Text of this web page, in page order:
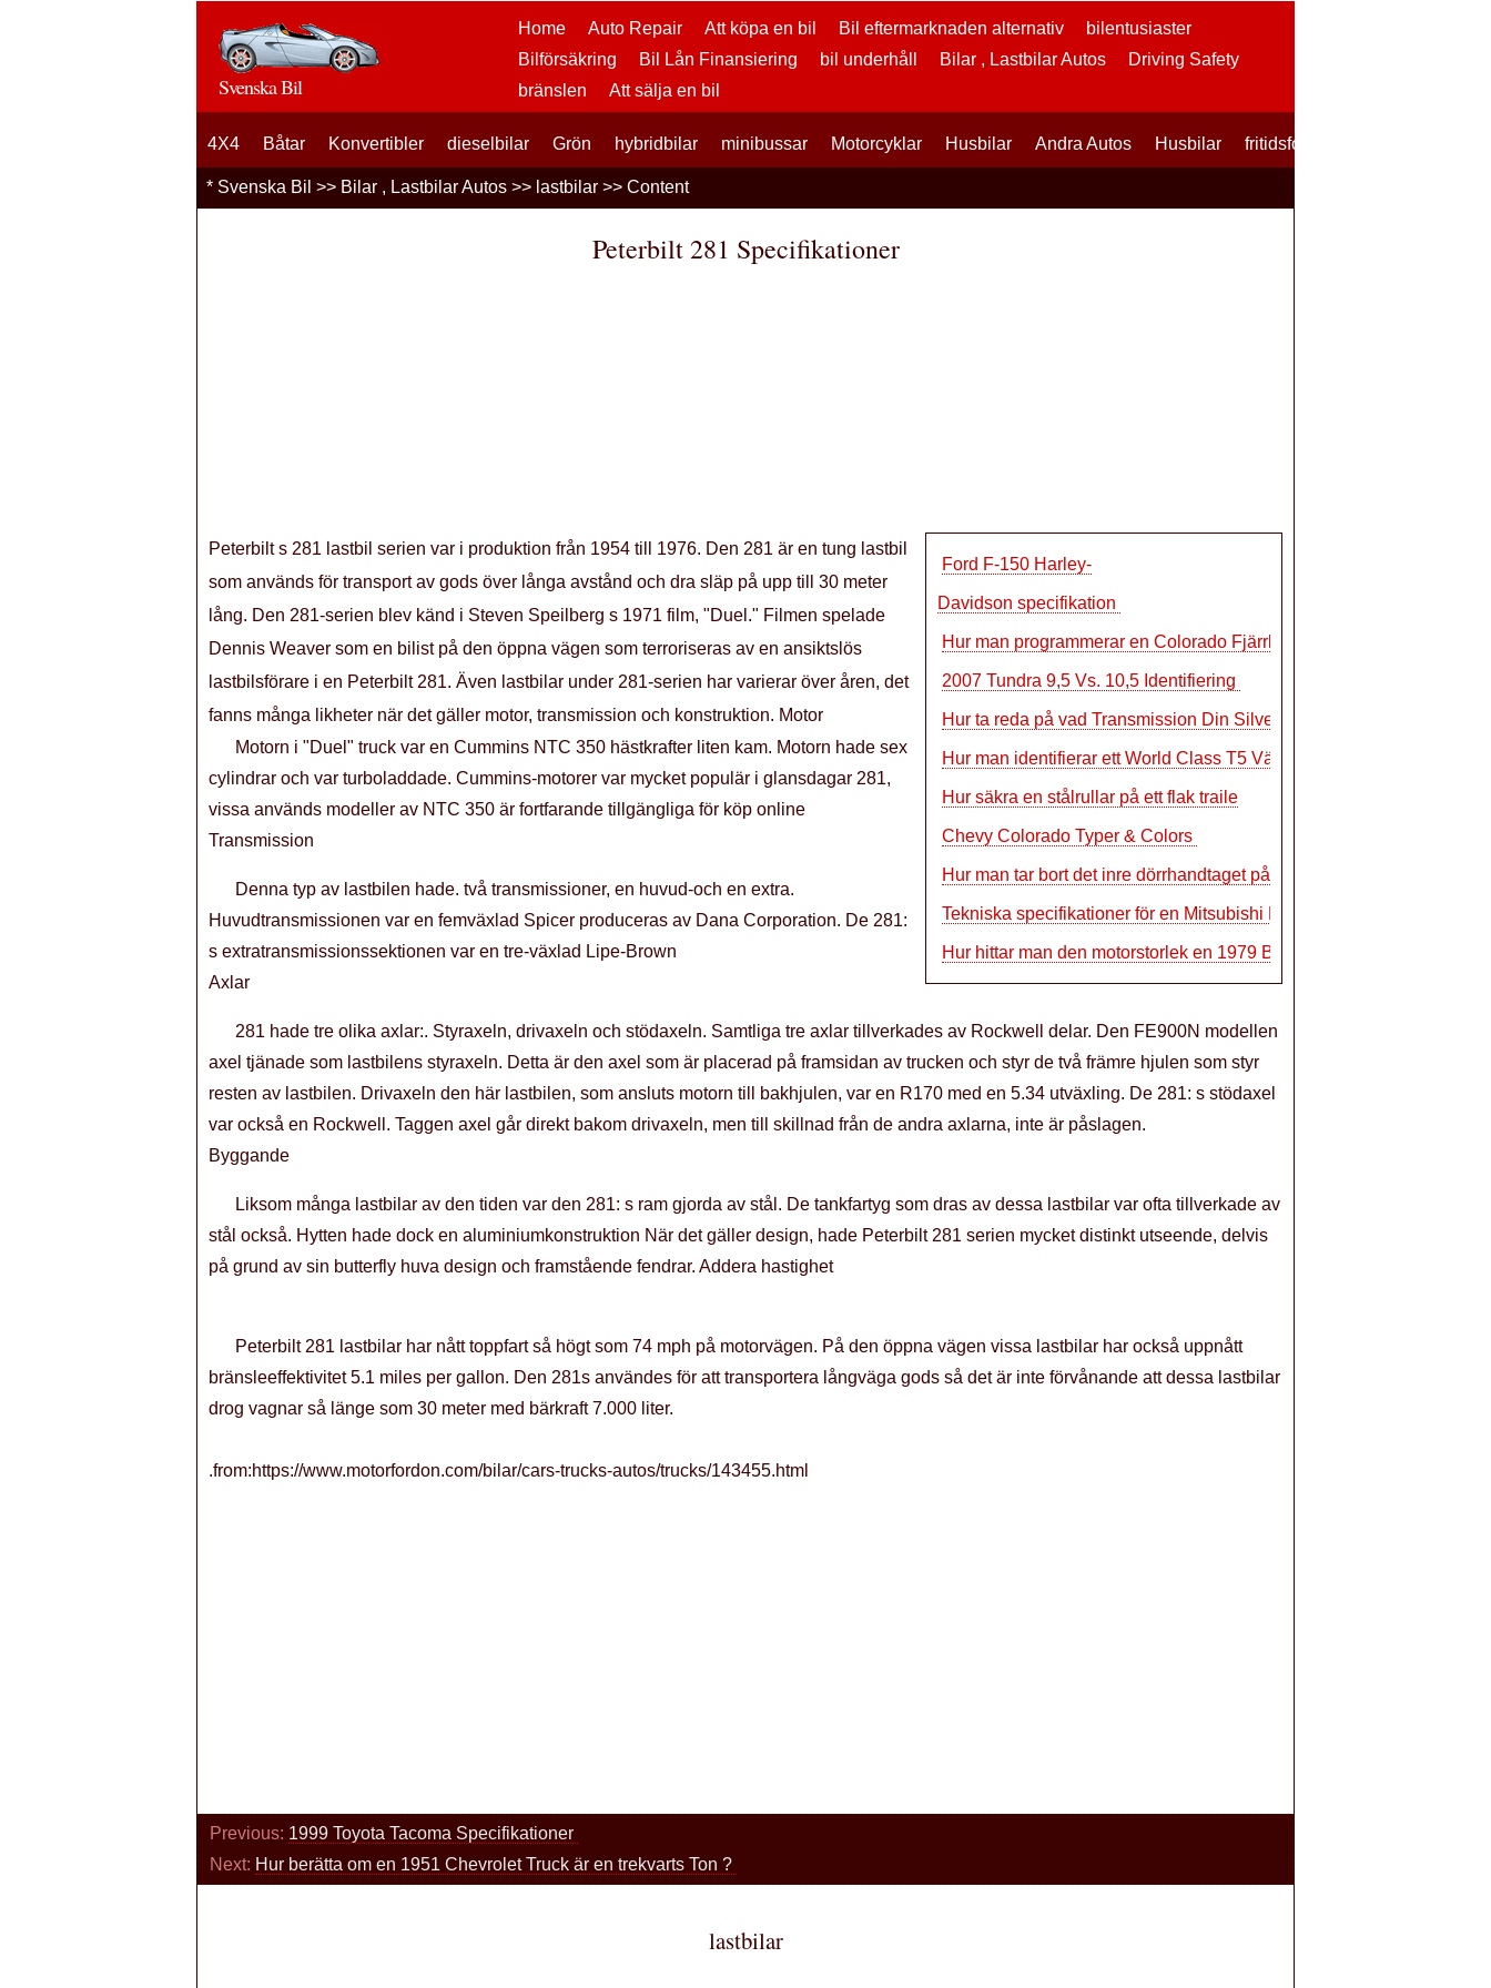
Home Auto Repair Att köpa en bil Bil eftermarknaden alternativ
bilentusiaster
Bilförsäkring
Bil Lån Finansiering bil underhåll Bilar , Lastbilar Autos
Driving Safety
bränslen
Att sälja en bil
Svenska Bil
4X4 Båtar Konvertibler dieselbilar Grön hybridbilar minibussar Motorcyklar Husbilar Andra Autos Husbilar fritidsfordon
* Svenska Bil >> Bilar , Lastbilar Autos >> lastbilar >> Content
Peterbilt 281 Specifikationer
Ford F-150 Harley-
Davidson specifikation
Hur man programmerar en Colorado Fjärrkontro
2007 Tundra 9,5 Vs. 10,5 Identifiering
Hur ta reda på vad Transmission Din Silverad
Hur man identifierar ett World Class T5 Växe
Hur säkra en stålrullar på ett flak traile
Chevy Colorado Typer & Colors
Hur man tar bort det inre dörrhandtaget på
Tekniska specifikationer för en Mitsubishi L
Hur hittar man den motorstorlek en 1979 Bronc
Peterbilt s 281 lastbil serien var i produktion från 1954 till 1976. Den 281 är en tung lastbil
som används för transport av gods över långa avstånd och dra släp på upp till 30 meter
lång. Den 281-serien blev känd i Steven Speilberg s 1971 film, "Duel." Filmen spelade
Dennis Weaver som en bilist på den öppna vägen som terroriseras av en ansiktslös
lastbilsförare i en Peterbilt 281. Även lastbilar under 281-serien har varierar över åren, det
fanns många likheter när det gäller motor, transmission och konstruktion. Motor
Motorn i "Duel" truck var en Cummins NTC 350 hästkrafter liten kam. Motorn hade sex
cylindrar och var turboladdade. Cummins-motorer var mycket populär i glansdagar 281,
vissa används modeller av NTC 350 är fortfarande tillgängliga för köp online
Transmission
Denna typ av lastbilen hade. två transmissioner, en huvud-och en extra.
Huvudtransmissionen var en femväxlad Spicer produceras av Dana Corporation. De 281:
s extratransmissionssektionen var en tre-växlad Lipe-Brown
Axlar
281 hade tre olika axlar:. Styraxeln, drivaxeln och stödaxeln. Samtliga tre axlar tillverkades av Rockwell delar. Den FE900N modellen
axel tjänade som lastbilens styraxeln. Detta är den axel som är placerad på framsidan av trucken och styr de två främre hjulen som styr
resten av lastbilen. Drivaxeln den här lastbilen, som ansluts motorn till bakhjulen, var en R170 med en 5.34 utväxling. De 281: s stödaxel
var också en Rockwell. Taggen axel går direkt bakom drivaxeln, men till skillnad från de andra axlarna, inte är påslagen.
Byggande
Liksom många lastbilar av den tiden var den 281: s ram gjorda av stål. De tankfartyg som dras av dessa lastbilar var ofta tillverkade av
stål också. Hytten hade dock en aluminiumkonstruktion När det gäller design, hade Peterbilt 281 serien mycket distinkt utseende, delvis
på grund av sin butterfly huva design och framstående fendrar. Addera hastighet
Peterbilt 281 lastbilar har nått toppfart så högt som 74 mph på motorvägen. På den öppna vägen vissa lastbilar har också uppnått
bränsleeffektivitet 5.1 miles per gallon. Den 281s användes för att transportera långväga gods så det är inte förvånande att dessa lastbilar
drog vagnar så länge som 30 meter med bärkraft 7.000 liter.
.from:https://www.motorfordon.com/bilar/cars-trucks-autos/trucks/143455.html
Previous: 1999 Toyota Tacoma Specifikationer
Next: Hur berätta om en 1951 Chevrolet Truck är en trekvarts Ton ?
lastbilar